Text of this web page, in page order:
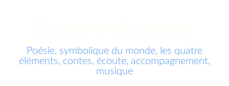
Poésie, symbolique du monde, les quatre
éléments, contes, écoute, accompagnement,
musique